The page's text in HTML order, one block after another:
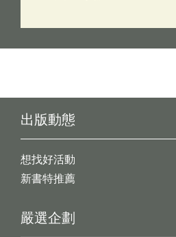
出版動態
想找好活動
新書特推薦
嚴選企劃